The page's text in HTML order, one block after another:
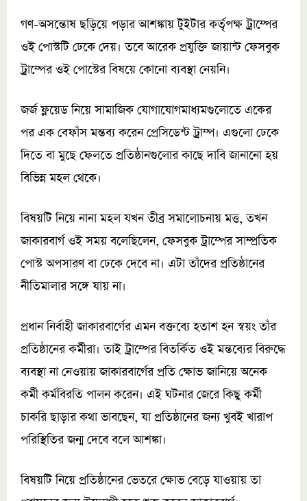
গণ-অসন্তোষ ছড়িয়ে পড়ার আশঙ্কায় টুইটার কর্তৃপক্ষ ট্রাম্পের
ওই পোস্টটি ঢেকে দেয়। তবে আরেক প্রযুক্তি জায়ান্ট ফেসবুক
ট্রাম্পের ওই পোস্টের বিষয়ে কোনো ব্যবস্থা নেয়নি।
জর্জ ফ্লয়েড নিয়ে সামাজিক যোগাযোগমাধ্যমগুলোতে একের
পর এক বেফাঁস মন্তব্য করেন প্রেসিডেন্ট ট্রাম্প। এগুলো ঢেকে
দিতে বা মুছে ফেলতে প্রতিষ্ঠানগুলোর কাছে দাবি জানানো হয়
বিভিন্ন মহল থেকে।
বিষয়টি নিয়ে নানা মহল যখন তীব্র সমালোচনায় মত্ত, তখন
জাকারবার্গ ওই সময় বলেছিলেন, ফেসবুক ট্রাম্পের সাম্প্রতিক
পোস্ট অপসারণ বা ঢেকে দেবে না। এটা তাঁদের প্রতিষ্ঠানের
নীতিমালার সঙ্গে যায় না।
প্রধান নির্বাহী জাকারবার্গের এমন বক্তব্যে হতাশ হন স্বয়ং তাঁর
প্রতিষ্ঠানের কর্মীরা। তাই ট্রাম্পের বিতর্কিত ওই মন্তব্যের বিরুদ্ধে
ব্যবস্থা না নেওয়ায় জাকারবার্গের প্রতি ক্ষোভ জানিয়ে অনেক
কর্মী কর্মবিরতি পালন করেন। এই ঘটনার জেরে কিছু কর্মী
চাকরি ছাড়ার কথা ভাবছেন, যা প্রতিষ্ঠানের জন্য খুবই খারাপ
পরিস্থিতির জন্ম দেবে বলে আশঙ্কা।
বিষয়টি নিয়ে প্রতিষ্ঠানের ভেতরে ক্ষোভ বেড়ে যাওয়ায় তা